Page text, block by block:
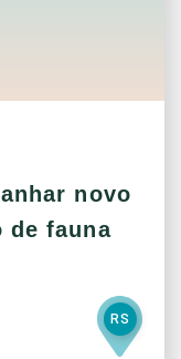
novo
de fauna
RS